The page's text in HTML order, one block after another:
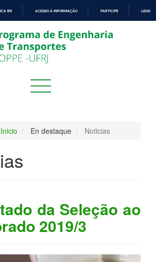
PARA
O
CONTEÚDO
BR ACESSO À INFORMAÇÃO PARTICIPE
Inicio En destaque Noticias
da Seleção ao
2019/3